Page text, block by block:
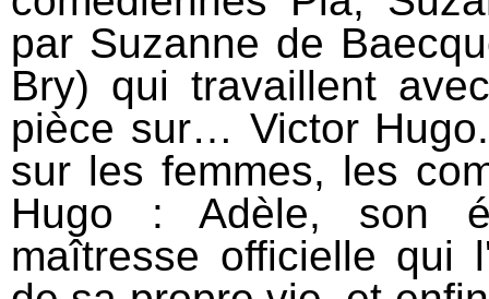
par Suzanne de
Bry) qui travaillent
pièce sur… Victor
sur les femmes, les
Hugo : Adèle, son
maîtresse officielle qui